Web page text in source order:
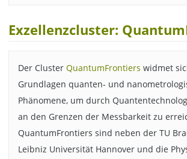
Exzellenzcluster:
Der Cluster QuantumFrontiers widmet
Grundlagen quanten- und
Phänomene, um durch
an den Grenzen der Messbarkeit zu
QuantumFrontiers sind neben der TU
Leibniz Universität Hannover und die